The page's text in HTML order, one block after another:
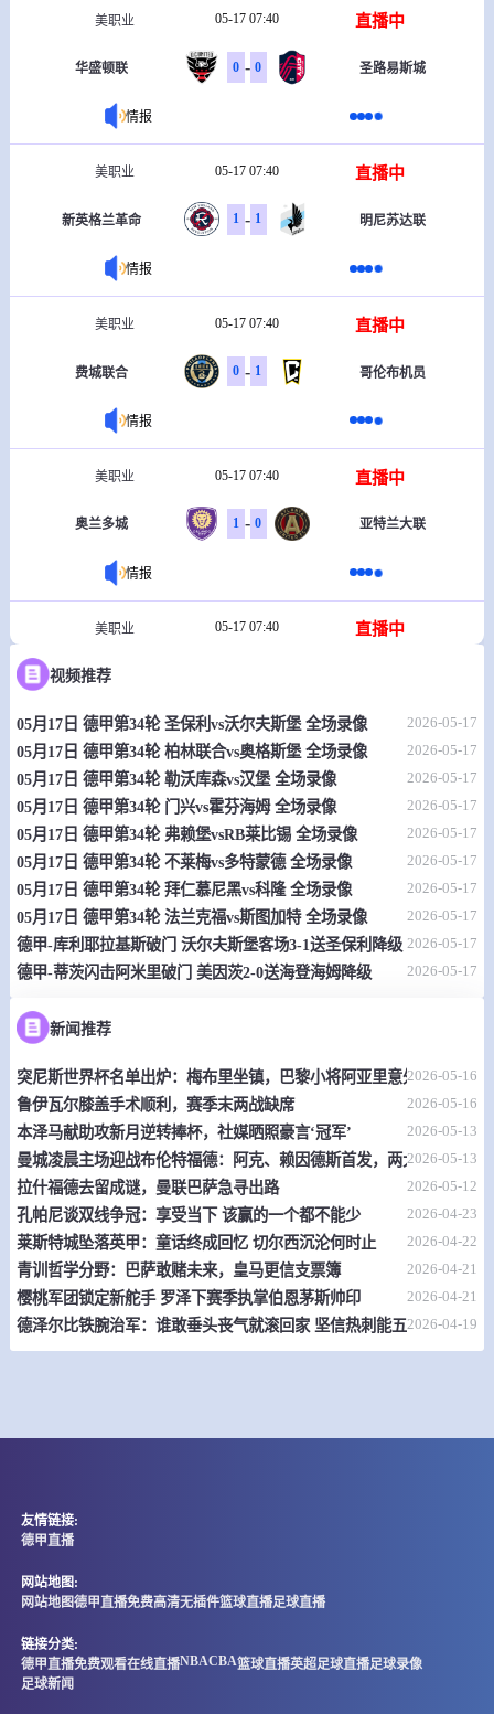
美职业 05-17 07:40 直播中
华盛顿联 0 - 0 圣路易斯城
情报
美职业 05-17 07:40 直播中
新英格兰革命 1 - 1 明尼苏达联
情报
美职业 05-17 07:40 直播中
费城联合 0 - 1 哥伦布机员
情报
美职业 05-17 07:40 直播中
奥兰多城 1 - 0 亚特兰大联
情报
美职业 05-17 07:40 直播中
夏洛特FC
情报
巴西甲 05-17 08:00
帕尔梅拉斯 0 - 0 克鲁塞罗
情报
智利甲 05-17 08:00 直播中
利马切颜色 0 - 1 智利天主大学
新西南联 05-17 08:00 直播中
海岸精神 0 - 0 羊绒工业
情报
厄瓜甲 05-17 08:00 直播中
瓜亚基尔巴塞罗那 - 0
情报
温尼伯海熊 0 - 0 萨斯喀彻温
奥克兰根
视频推荐
05月17日 德甲第34轮 圣保利vs沃尔夫斯堡 全场录像 2026-05-17
05月17日 德甲第34轮 柏林联合vs奥格斯堡 全场录像 2026-05-17
05月17日 德甲第34轮 勒沃库森vs汉堡 全场录像 2026-05-17
05月17日 德甲第34轮 门兴vs霍芬海姆 全场录像 2026-05-17
05月17日 德甲第34轮 弗赖堡vsRB莱比锡 全场录像 2026-05-17
05月17日 德甲第34轮 不莱梅vs多特蒙德 全场录像 2026-05-17
05月17日 德甲第34轮 拜仁慕尼黑vs科隆 全场录像 2026-05-17
05月17日 德甲第34轮 法兰克福vs斯图加特 全场录像 2026-05-17
德甲-库利耶拉基斯破门 沃尔夫斯堡客场3-1送圣保利降级 2026-05-17
德甲-蒂茨闪击阿米里破门 美因茨2-0送海登海姆降级 2026-05-17
新闻推荐
突尼斯世界杯名单出炉：梅布里坐镇，巴黎小将阿亚里意外入选
2026-05-16
鲁伊瓦尔膝盖手术顺利，赛季末两战缺席 2026-05-16
本泽马献助攻新月逆转捧杯，社媒晒照豪言‘冠军’ 2026-05-13
曼城凌晨主场迎战布伦特福德：阿克、赖因德斯首发，两大主力伤缺
2026-05-13
拉什福德去留成谜，曼联巴萨急寻出路 2026-05-12
孔帕尼谈双线争冠：享受当下 该赢的一个都不能少 2026-04-23
莱斯特城坠落英甲：童话终成回忆 切尔西沉沦何时止 2026-04-22
青训哲学分野：巴萨敢赌未来，皇马更信支票簿 2026-04-21
樱桃军团锁定新舵手 罗泽下赛季执掌伯恩茅斯帅印 2026-04-21
德泽尔比铁腕治军：谁敢垂头丧气就滚回家 坚信热刺能五连胜保级
2026-04-19
友情链接:
德甲直播
网站地图:
网站地图德甲直播免费高清无插件篮球直播足球直播
链接分类:
德甲直播免费观看在线直播NBACBA篮球直播英超足球直播足球录像
足球新闻